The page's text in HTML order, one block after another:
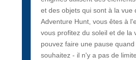
et des objets qui sont à la vue
Adventure Hunt, vous êtes à
vous profitez du soleil et de la
pouvez faire une pause quand
souhaitez - il n'y a pas de